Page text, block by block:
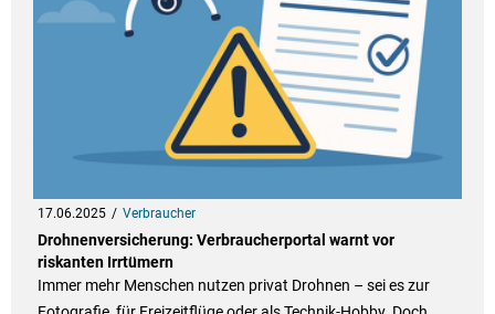
17.06.2025 Verbraucher
Drohnenversicherung: Verbraucherportal warnt vor
riskanten Irrtümern
Immer mehr Menschen nutzen privat Drohnen – sei es zur